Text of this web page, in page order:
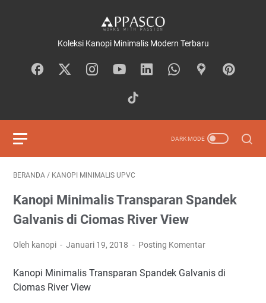
Koleksi Kanopi Minimalis Modern Terbaru
BERANDA / KANOPI MINIMALIS UPVC
Kanopi Minimalis Transparan Spandek
Galvanis di Ciomas River View
Oleh kanopi Januari 19, 2018 Posting Komentar
Kanopi Minimalis Transparan Spandek Galvanis di
Ciomas River View